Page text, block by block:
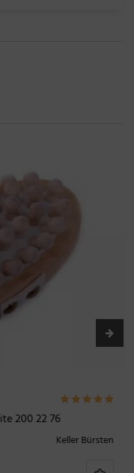
200 22 76
Keller Bürsten